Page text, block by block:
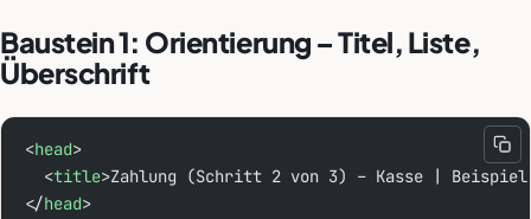
Baustein 1: Orientierung – Titel, Liste,
Überschrift
<head>
  <
title>Zahlung (Schritt 2 von 3) – Kasse |
</head>